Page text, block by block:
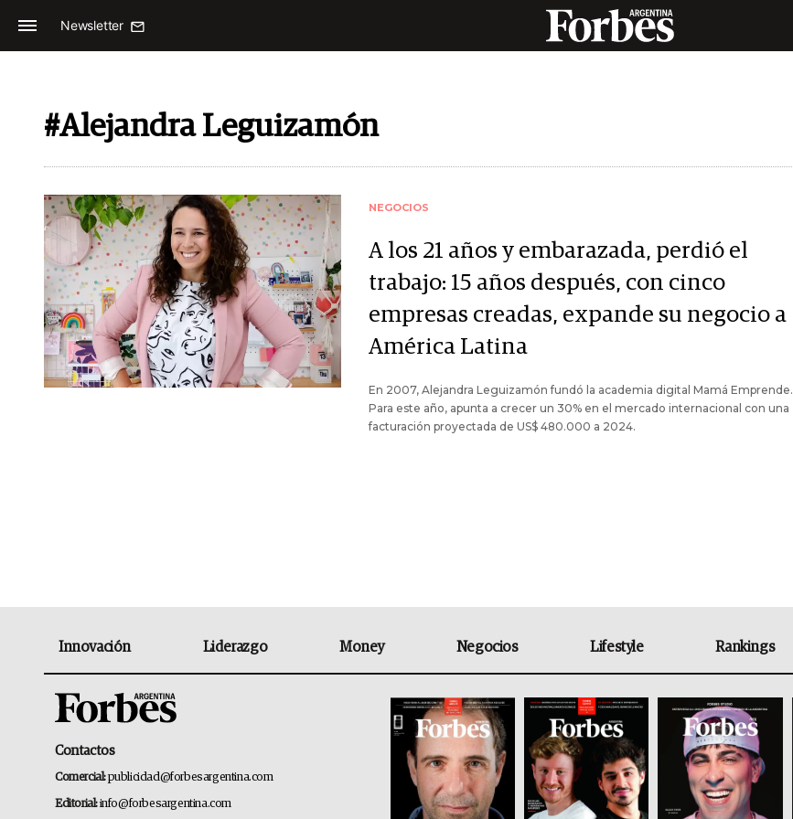
Newsletter
#Alejandra Leguizamón
NEGOCIOS
A los 21 años y embarazada, perdió el
trabajo: 15 años después, con cinco
empresas creadas, expande su negocio a
América Latina
En 2007, Alejandra Leguizamón fundó la academia digital Mamá Emprende.
Para este año, apunta a crecer un 30% en el mercado internacional con una
facturación proyectada de US$ 480.000 a 2024.
Innovación Liderazgo Money Negocios Lifestyle Rankings
Contactos
Comercial:publicidad@forbesargentina.com
Editorial:info@forbesargentina.com